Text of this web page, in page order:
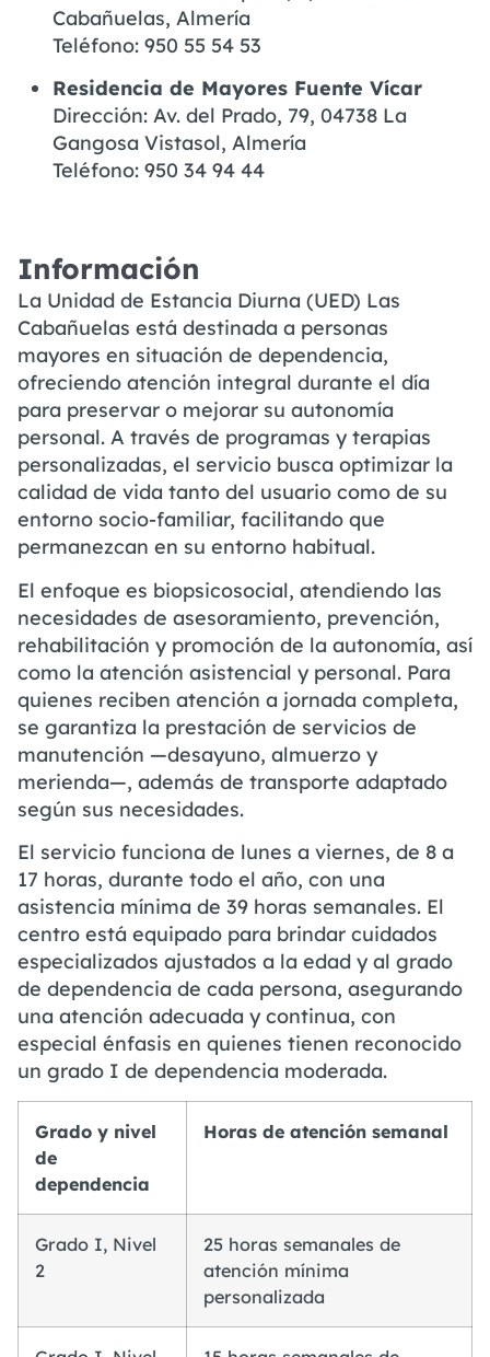
Cabañuelas, Almería
Teléfono: 950 55 54 53
Residencia de Mayores Fuente Vícar
Dirección: Av. del Prado, 79, 04738 La
Gangosa Vistasol, Almería
Teléfono: 950 34 94 44
Información
La Unidad de Estancia Diurna (UED) Las
Cabañuelas está destinada a personas
mayores en situación de dependencia,
ofreciendo atención integral durante el día
para preservar o mejorar su autonomía
personal. A través de programas y terapias
personalizadas, el servicio busca optimizar la
calidad de vida tanto del usuario como de su
entorno socio-familiar, facilitando que
permanezcan en su entorno habitual.
El enfoque es biopsicosocial, atendiendo las
necesidades de asesoramiento, prevención,
rehabilitación y promoción de la autonomía, así
como la atención asistencial y personal. Para
quienes reciben atención a jornada completa,
se garantiza la prestación de servicios de
manutención —desayuno, almuerzo y
merienda—, además de transporte adaptado
según sus necesidades.
El servicio funciona de lunes a viernes, de 8 a
17 horas, durante todo el año, con una
asistencia mínima de 39 horas semanales. El
centro está equipado para brindar cuidados
especializados ajustados a la edad y al grado
de dependencia de cada persona, asegurando
una atención adecuada y continua, con
especial énfasis en quienes tienen reconocido
un grado I de dependencia moderada.
Grado y nivel
de
dependencia
Horas de atención semanal
Grado I, Nivel
2
25 horas semanales de
atención mínima
personalizada